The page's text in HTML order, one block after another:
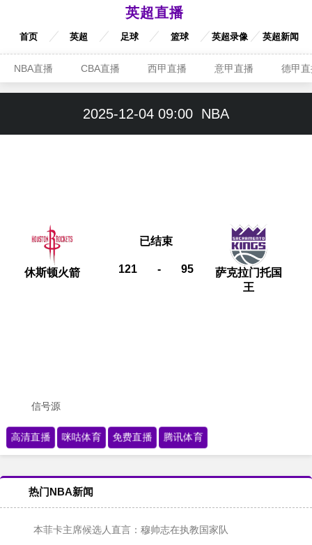
英超直播
首页 英超 足球 篮球 英超录像 英超新闻
NBA直播 CBA直播 西甲直播 意甲直播 德甲
2025-12-04 09:00 NBA
休斯顿火箭 121 - 95
已结束
萨克拉门托国
王
信号源
高清直播 咪咕体育 免费直播 腾讯体育
热门NBA新闻
本菲卡主席候选人直言：穆帅志在执教国家队